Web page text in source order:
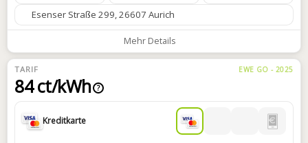
Esenser Straße 299, 26607 Aurich
Mehr Details
TARIF EWE GO - 2025
84 ct/kWh ?
Kreditkarte